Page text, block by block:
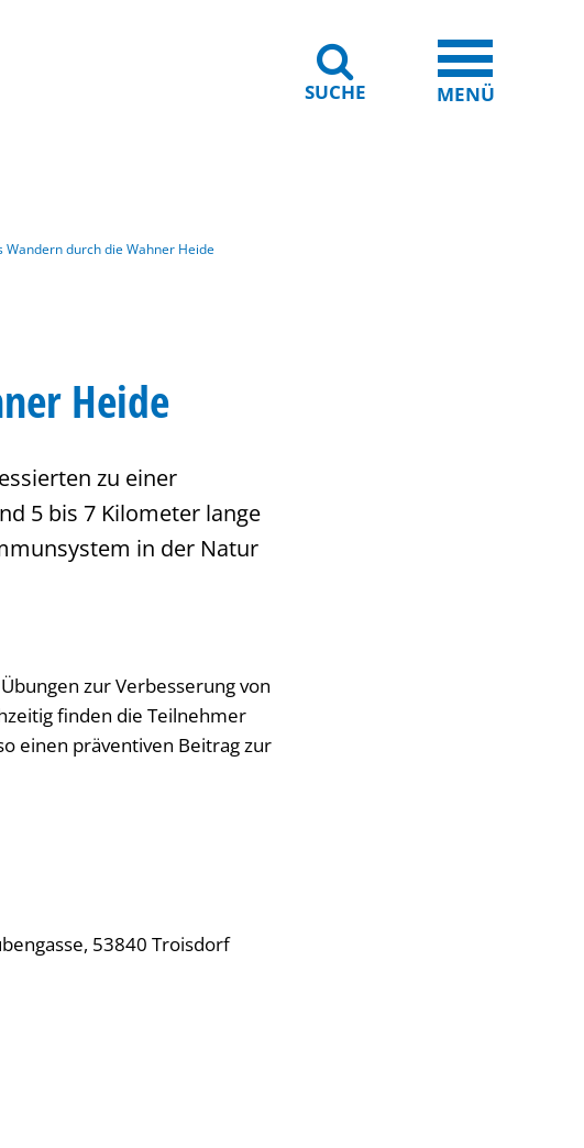
SUCHE MENÜ
Wandern durch die Wahner Heide
Heide
zu einer
5 bis 7 Kilometer lange
in der Natur
zur Verbesserung von
finden die Teilnehmer
einen präventiven Beitrag zur
53840 Troisdorf